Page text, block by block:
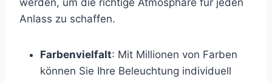
Anlass zu schaffen.
Farbenvielfalt: Mit Millionen von Farben
können Sie Ihre Beleuchtung individuell